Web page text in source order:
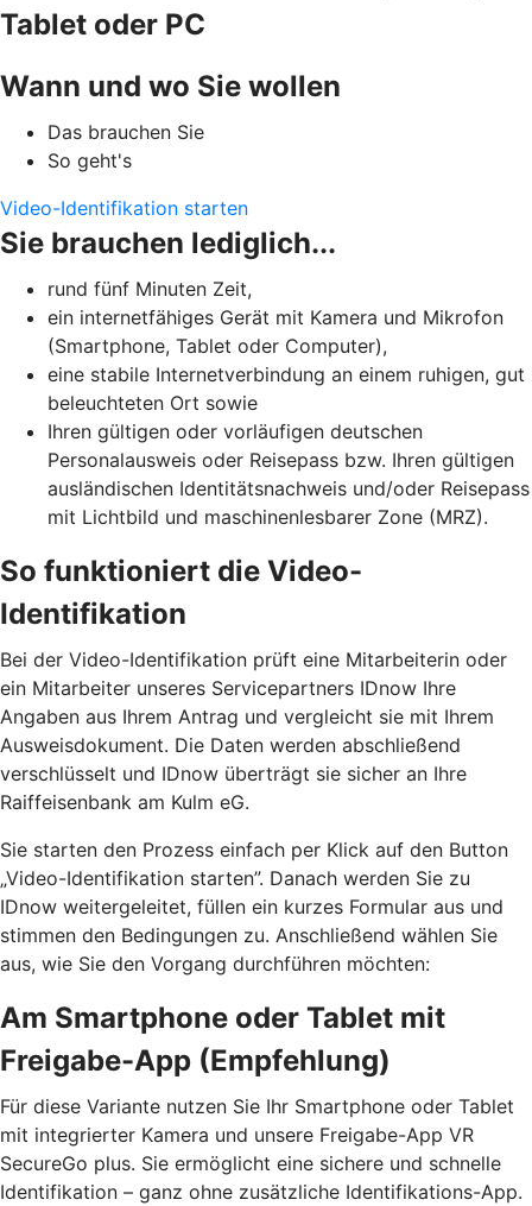
Tablet oder PC
Wann und wo Sie wollen
Das brauchen Sie
So geht's
Video-Identifikation starten
Sie brauchen lediglich...
rund fünf Minuten Zeit,
ein internetfähiges Gerät mit Kamera und Mikrofon
(Smartphone, Tablet oder Computer),
eine stabile Internetverbindung an einem ruhigen, gut
beleuchteten Ort sowie
Ihren gültigen oder vorläufigen deutschen
Personalausweis oder Reisepass bzw. Ihren gültigen
ausländischen Identitätsnachweis und/oder Reisepass
mit Lichtbild und maschinenlesbarer Zone (MRZ).
So funktioniert die Video-
Identifikation
Bei der Video-Identifikation prüft eine Mitarbeiterin oder
ein Mitarbeiter unseres Servicepartners IDnow Ihre
Angaben aus Ihrem Antrag und vergleicht sie mit Ihrem
Ausweisdokument. Die Daten werden abschließend
verschlüsselt und IDnow überträgt sie sicher an Ihre
Raiffeisenbank am Kulm eG.
Sie starten den Prozess einfach per Klick auf den Button
„Video-Identifikation starten”. Danach werden Sie zu
IDnow weitergeleitet, füllen ein kurzes Formular aus und
stimmen den Bedingungen zu. Anschließend wählen Sie
aus, wie Sie den Vorgang durchführen möchten:
Am Smartphone oder Tablet mit
Freigabe-App (Empfehlung)
Für diese Variante nutzen Sie Ihr Smartphone oder Tablet
mit integrierter Kamera und unsere Freigabe-App VR
SecureGo plus. Sie ermöglicht eine sichere und schnelle
Identifikation – ganz ohne zusätzliche Identifikations-App.